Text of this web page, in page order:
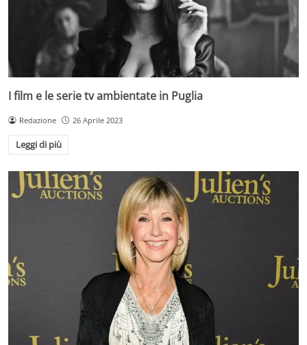
I film e le serie tv ambientate in Puglia
Redazione 26 Aprile 2023
Leggi di più